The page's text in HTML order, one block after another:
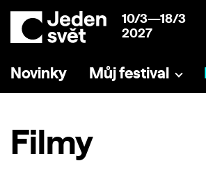
10/3—18/3
2027
Novinky Můj festival
Filmy